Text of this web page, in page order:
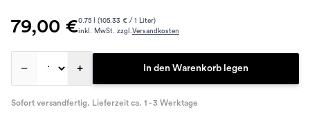
79,00 €0.75 l (105.33 € / 1 Liter)
inkl. MwSt. zzgl.Versandkosten
– + In den Warenkorb legen
Sofort versandfertig. Lieferzeit ca. 1 - 3 Werktage